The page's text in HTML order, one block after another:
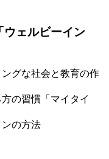
ウェルビーイン
グな社会と教育の作
の習慣「マイタイ
ンの方法